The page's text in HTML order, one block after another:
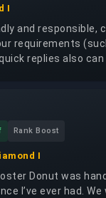
I
and responsible,
requirements
replies also
Rank Boost
I
Donut was
I’ve ever had.